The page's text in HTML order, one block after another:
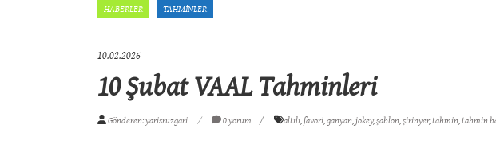
HABERLER TAHMİNLER
10.02.2026
10 Şubat VAAL Tahminleri
Gönderen: yarisruzgari 0 yorum altılı,favori,ganyan,jokey,şablon,şirinyer,tahmin,tahmin